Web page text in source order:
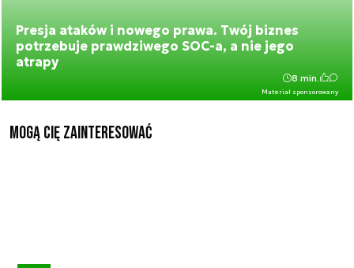
Presja ataków i nowego prawa. Twój biznes
potrzebuje prawdziwego SOC-a, a nie jego
atrapy
Materiał sponsorowany
8 min.
Mogą Cię zainteresować